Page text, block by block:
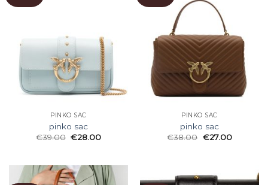
PINKO SAC
pinko sac
€39.00 €28.00
PINKO SAC
pinko sac
€38.00 €27.00